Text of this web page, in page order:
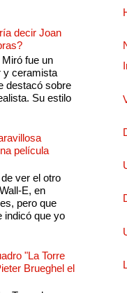
decir Joan
fue un
y ceramista
destacó sobre
Su estilo
película
ver el otro
E, en
pero que
indicó que yo
"La Torre
Brueghel el